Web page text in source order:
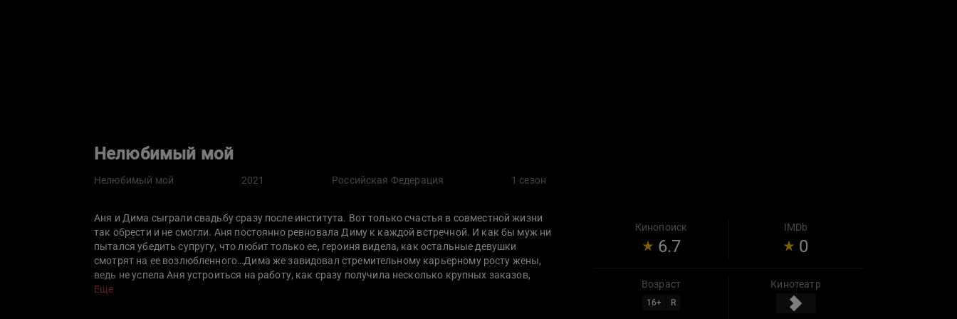
Нелюбимый мой
Нелюбимый мой 2021 Российская Федерация 1 сезон
Аня и Дима сыграли свадьбу сразу после института. Вот только счастья в совместной жизни
так обрести и не смогли. Аня постоянно ревновала Диму к каждой встречной. И как бы муж ни
пытался убедить супругу, что любит только ее, героиня видела, как остальные девушки
смотрят на ее возлюбленного…Дима же завидовал стремительному карьерному росту жены,
ведь не успела Аня устроиться на работу, как сразу получила несколько крупных заказов,
которые отнимали у нее все свободное время. У Димы дела шли куда хуже, он ушел из
Еще
Кинопоиск
6.7
IMDb
0
Возраст
16+ R
Кинотеатр